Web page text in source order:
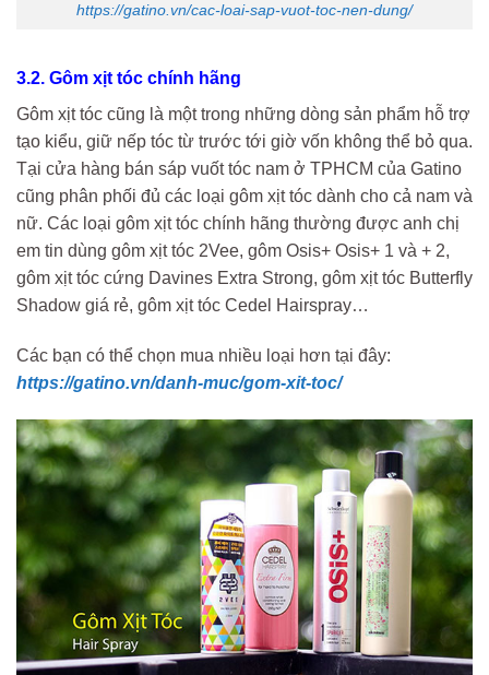
https://gatino.vn/cac-loai-sap-vuot-toc-nen-dung/
3.2. Gôm xịt tóc chính hãng
Gôm xịt tóc cũng là một trong những dòng sản phẩm hỗ trợ
tạo kiểu, giữ nếp tóc từ trước tới giờ vốn không thể bỏ qua.
Tại cửa hàng bán sáp vuốt tóc nam ở TPHCM của Gatino
cũng phân phối đủ các loại gôm xịt tóc dành cho cả nam và
nữ. Các loại gôm xịt tóc chính hãng thường được anh chị
em tin dùng gôm xịt tóc 2Vee, gôm Osis+ Osis+ 1 và + 2,
gôm xịt tóc cứng Davines Extra Strong, gôm xịt tóc Butterfly
Shadow giá rẻ, gôm xịt tóc Cedel Hairspray…
Các bạn có thể chọn mua nhiều loại hơn tại đây:
https://gatino.vn/danh-muc/gom-xit-toc/